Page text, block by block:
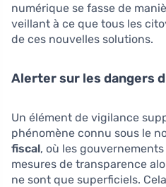
numérique se fasse de
veillant à ce que tous les
de ces nouvelles solutions.
Alerter sur les dangers
Un élément de vigilance
phénomène connu sous le
fiscal, où les
mesures de transparence
ne sont que superficiels.